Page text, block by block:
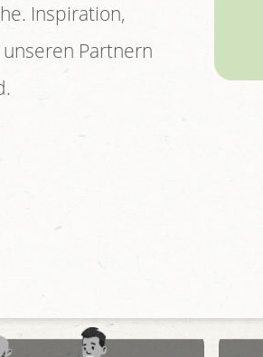
Inspiration,
Partnern